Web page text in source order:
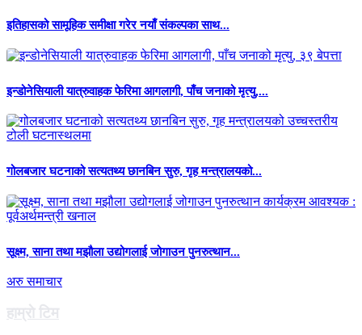
इतिहासको सामूहिक समीक्षा गरेर नयाँ संकल्पका साथ...
इन्डोनेसियाली यात्रुवाहक फेरिमा आगलागी, पाँच जनाको मृत्यु,...
गोलबजार घटनाको सत्यतथ्य छानबिन सुरु, गृह मन्त्रालयको...
सूक्ष्म, साना तथा मझौला उद्योगलाई जोगाउन पुनरुत्थान...
अरु समाचार
हाम्राे टिम